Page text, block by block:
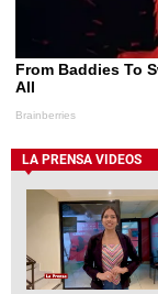
LA PRENSA VIDEOS